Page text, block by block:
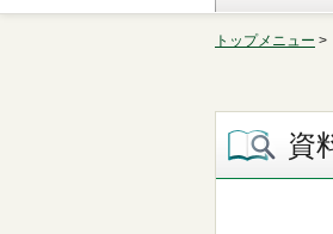
トップメニュー >
資